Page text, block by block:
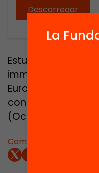
Descarregar
Comparteix:
Estudi sobre
immigració
Europea i la
conflictes
(Octubre 1999-
La